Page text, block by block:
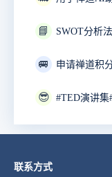
📘 SWOT分析
🚐 申请禅道积
😎 #TED演讲
联系方式